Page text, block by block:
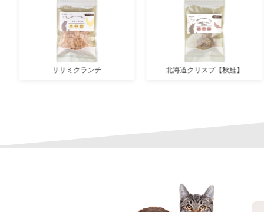
ササミクランチ 北海道クリスプ【秋鮭】